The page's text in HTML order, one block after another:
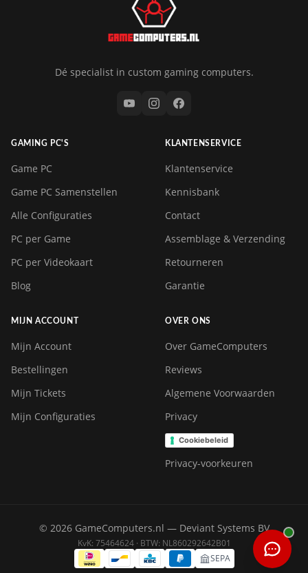
Dé specialist in custom gaming computers.
GAMING PC'S
Game PC
Game PC Samenstellen
Alle Configuraties
PC per Game
PC per Videokaart
Blog
KLANTENSERVICE
Klantenservice
Kennisbank
Contact
Assemblage & Verzending
Retourneren
Garantie
MIJN ACCOUNT
Mijn Account
Bestellingen
Mijn Tickets
Mijn Configuraties
OVER ONS
Over GameComputers
Reviews
Algemene Voorwaarden
Privacy
Cookiebeleid
Privacy-voorkeuren
© 2026 GameComputers.nl — Deviant Systems BV
KvK: 75464624 · BTW: NL860292642B01
SEPA